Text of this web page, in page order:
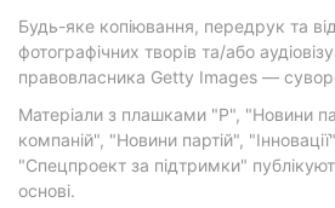
Будь-яке копіювання, передрук та
фотографічних творів та/або
правовласника Getty Images —
Матеріали з плашками "Р", "Новини
компаній", "Новини партій",
"Спецпроект за підтримки"
основі.